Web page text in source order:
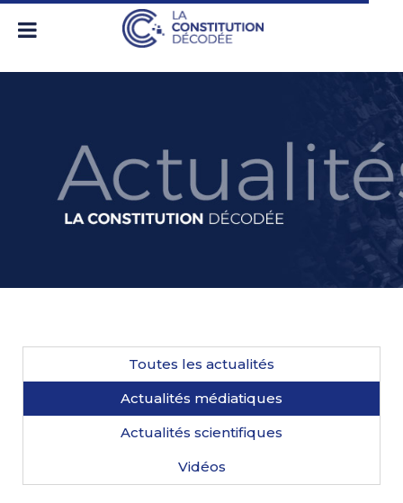
Toutes les actualités
Actualités médiatiques
Actualités scientifiques
Vidéos